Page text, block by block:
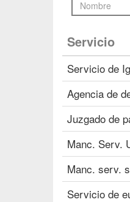
Servicio
Servicio de
Agencia de
Juzgado de
Manc. Serv.
Manc. serv.
Servicio de